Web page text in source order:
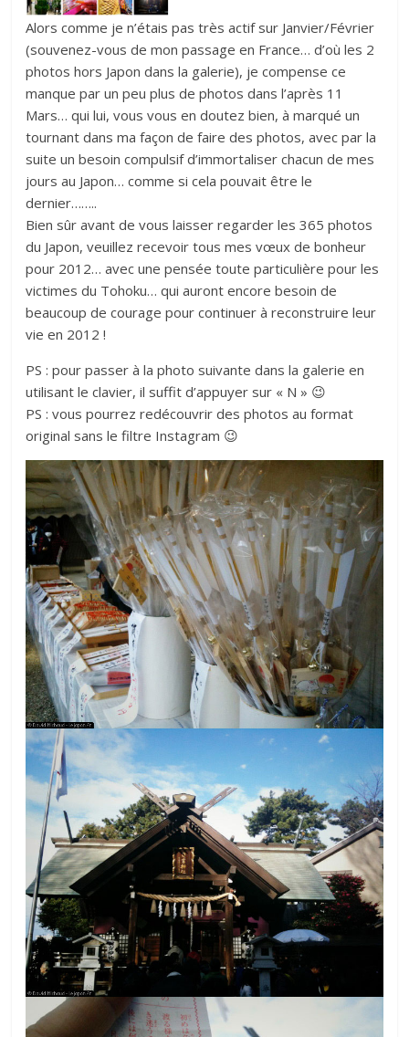
Alors comme je n’étais pas très actif sur Janvier/Février
(souvenez-vous de mon passage en France… d’où les 2
photos hors Japon dans la galerie), je compense ce
manque par un peu plus de photos dans l’après 11
Mars… qui lui, vous vous en doutez bien, à marqué un
tournant dans ma façon de faire des photos, avec par la
suite un besoin compulsif d’immortaliser chacun de mes
jours au Japon… comme si cela pouvait être le
dernier……..
Bien sûr avant de vous laisser regarder les 365 photos
du Japon, veuillez recevoir tous mes vœux de bonheur
pour 2012… avec une pensée toute particulière pour les
victimes du Tohoku… qui auront encore besoin de
beaucoup de courage pour continuer à reconstruire leur
vie en 2012 !
PS : pour passer à la photo suivante dans la galerie en
utilisant le clavier, il suffit d’appuyer sur « N » 😉
PS : vous pourrez redécouvrir des photos au format
original sans le filtre Instagram 😉